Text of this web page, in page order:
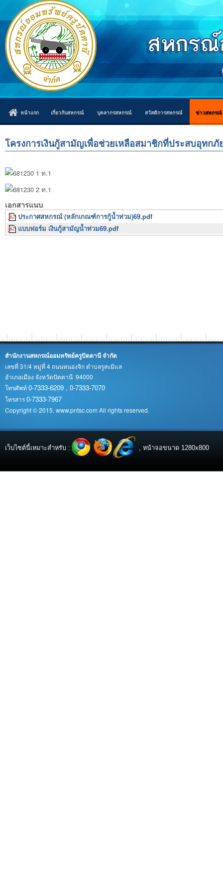
หน้าแรก เกี่ยวกับสหกรณ์ บุคลากรสหกรณ์ สวัสดิการสหกรณ์ ข่าวสหกรณ์
โครงการเงินกู้สามัญเพื่อช่วยเหลือสมาชิกที่ประสบอุทก
เอกสารแนบ
ประกาศสหกรณ์ (หลักเกณฑ์การกู้น้ำท่วม)69.pdf
แบบฟอร์ม เงินกู้สามัญน้ำท่วม69.pdf
สำนักงานสหกรณ์ออมทรัพย์ครูปัตตานี จำกัด
เลขที่ 31/4 หมู่ที่ 4 ถนนหนองจิก ตำบลรูสะมิแล
อำเภอเมือง จังหวัดปัตตานี 94000
โทรศัพท์0-7333-6209 , 0-7333-7070
โทรสาร0-7333-7967
Copyright © 2015. www.pntsc.com All rights reserved.
เว็บไซต์นี้เหมาะสำหรับ : , หน้าจอขนาด 1280x800